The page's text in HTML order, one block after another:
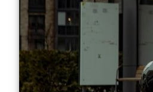
Знаменитости
Политика
Природа
Контакты
Сотрудничество
Размещение рекламы